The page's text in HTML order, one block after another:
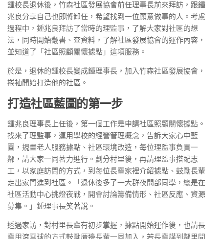
鍾校長退休後，竹森社區發展協會前任理事長前來拜訪，跟鍾
兆良分享自己也即將卸任，希望找到一位願意做事的人。考慮
過程中，鍾兆良拜訪了當時的理監事，了解大家對社區的想
法，同時開始翻書、查資料，了解社區發展協會的運作內容，
並知道了「社區照顧關懷據點」這項服務。
於是，退休的鍾校長變成鍾理事長，加入竹森社區發展協會，
捲袖開始打造他的社區。
打造社區藍圖的第一步
鍾兆良理事長上任後，第一個工作是申請社區照顧關懷據點。
找來了理監事，運用學校的經營管理概念，告訴大家心中藍
圖，規畫老人服務據點、社區環境改造，每位理監事負責一
鄰，請大家一同著力進行。劃分村里後，再請理監事搭配志
工，以家庭訪問的方式，到每位長輩家裡介紹據點、鼓勵長輩
走出家門進到社區。「退休後多了一大群夜間部同學，總是在
社區活動中心挑燈夜戰，開會討論籌備情形、社區反應、資源
募集。」鍾理事長笑著說。
透過家訪，對村里長輩有初步掌握，據點開始運作後，也請長
輩用滾雪球的方式鼓勵厝邊長輩一同加入，若長輩講到鄰里間